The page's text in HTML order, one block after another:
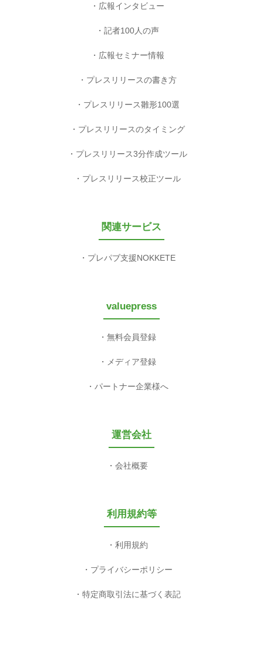
広報インタビュー
記者100人の声
広報セミナー情報
プレスリリースの書き方
プレスリリース雛形100選
プレスリリースのタイミング
プレスリリース3分作成ツール
プレスリリース校正ツール
関連サービス
プレパブ支援NOKKETE
valuepress
無料会員登録
メディア登録
パートナー企業様へ
運営会社
会社概要
利用規約等
利用規約
プライバシーポリシー
特定商取引法に基づく表記